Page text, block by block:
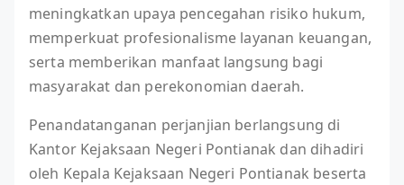
meningkatkan upaya pencegahan risiko hukum,
memperkuat profesionalisme layanan keuangan,
serta memberikan manfaat langsung bagi
masyarakat dan perekonomian daerah.
Penandatanganan perjanjian berlangsung di
Kantor Kejaksaan Negeri Pontianak dan dihadiri
oleh Kepala Kejaksaan Negeri Pontianak beserta